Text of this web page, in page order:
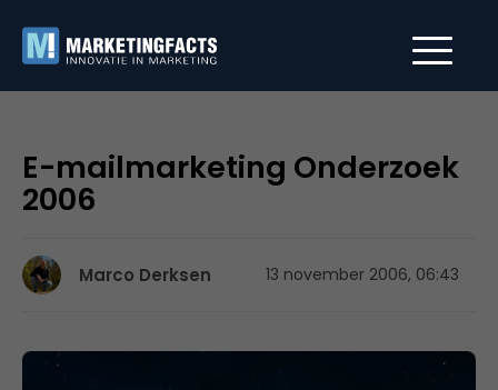
E-mailmarketing Onderzoek
2006
Marco Derksen 13 november 2006, 06:43